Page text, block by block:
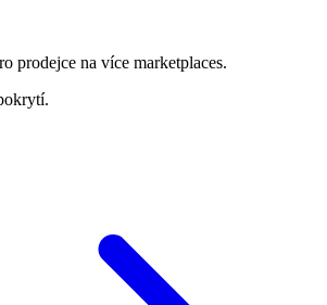
prodejce na více marketplaces.